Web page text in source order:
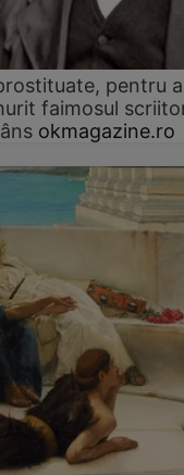
pentru
faimosul
okmagazine.ro